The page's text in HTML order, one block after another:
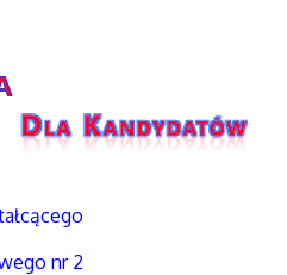
nr 2